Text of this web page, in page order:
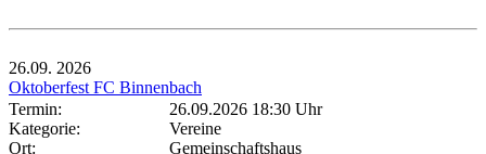
26.09. 2026
Oktoberfest FC Binnenbach
Termin:
26.09.2026 18:30 Uhr
Kategorie:
Vereine
Ort:
Gemeinschaftshaus